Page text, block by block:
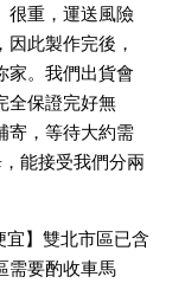
很重，運送風險
此製作完後，
家。我們出貨會
全保證完好無
寄，等待大約需
能接受我們分兩
】雙北市區已含
需要酌收車馬